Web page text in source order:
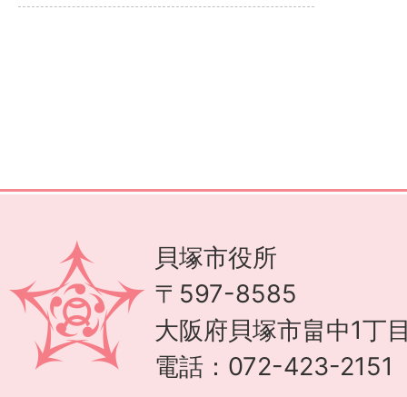
貝塚市役所
〒597-8585
大阪府貝塚市畠中1丁
電話：072-423-2151